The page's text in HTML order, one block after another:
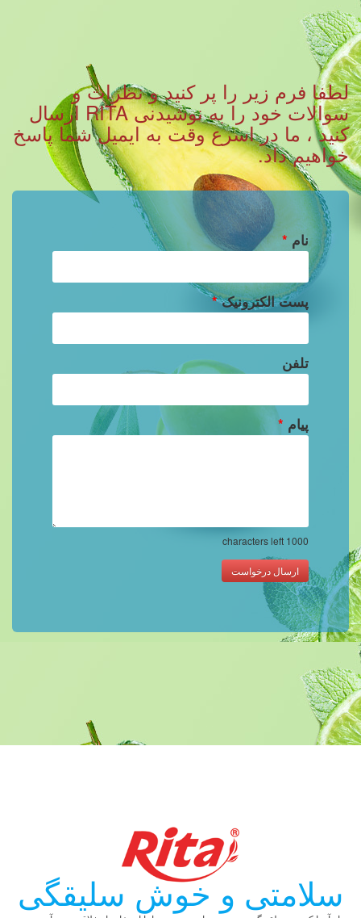
لطفا فرم زیر را پر کنید و نظرات و
سوالات خود را به نوشیدنی RITA ارسال
کنید ، ما در اسرع وقت به ایمیل شما پاسخ
خواهیم داد.
نام *
پست الکترونیک*
تلفن
پیام *
1000
ارسال درخواست
سلامتی و خوش سلیقگی